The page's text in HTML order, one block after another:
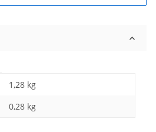
1,28 kg
0,28 kg